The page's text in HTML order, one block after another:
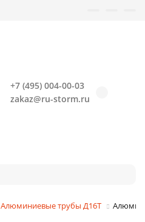
+7 (495) 004-00-03
zakaz@ru-storm.ru
Алюминиевые трубы Д16Т